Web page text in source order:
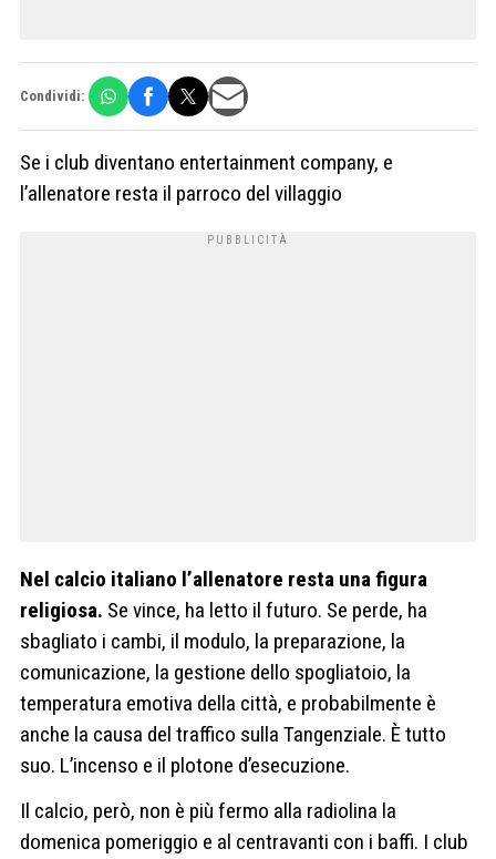
Condividi:
Se i club diventano entertainment company, e
l’allenatore resta il parroco del villaggio
Nel calcio italiano l’allenatore resta una figura
religiosa. Se vince, ha letto il futuro. Se perde, ha
sbagliato i cambi, il modulo, la preparazione, la
comunicazione, la gestione dello spogliatoio, la
temperatura emotiva della città, e probabilmente è
anche la causa del traffico sulla Tangenziale. È tutto
suo. L’incenso e il plotone d’esecuzione.
Il calcio, però, non è più fermo alla radiolina la
domenica pomeriggio e al centravanti con i baffi. I club